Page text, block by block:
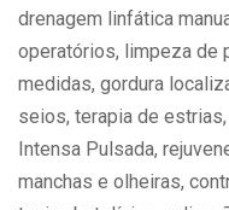
drenagem linfática
operatórios, limpeza de
medidas, gordura
seios, terapia de
Intensa Pulsada,
manchas e olheiras,